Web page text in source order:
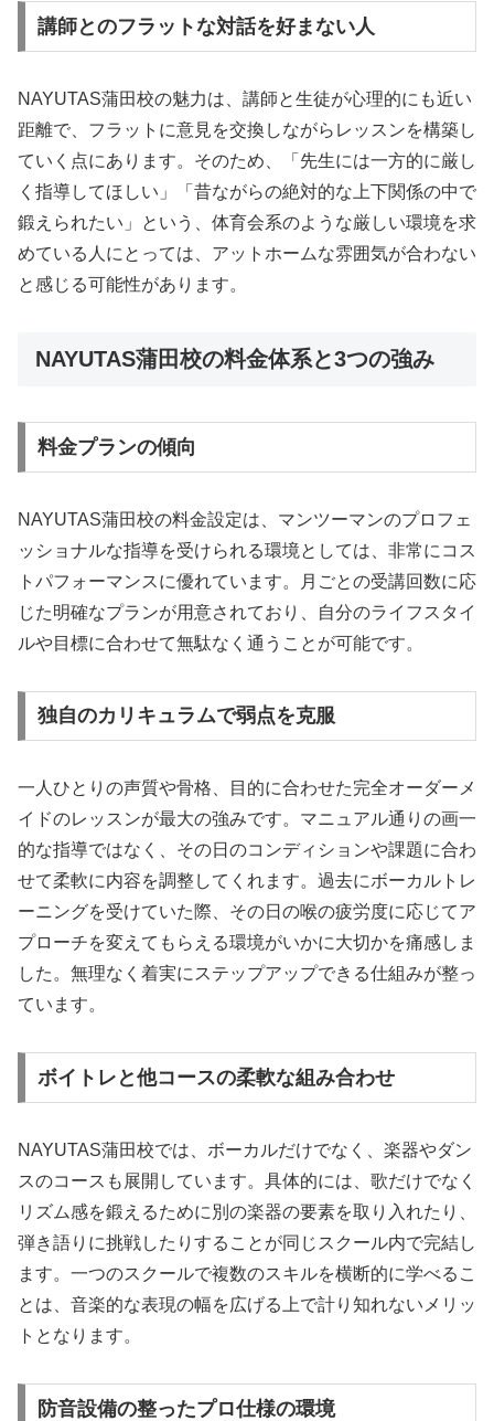
講師とのフラットな対話を好まない人
NAYUTAS蒲田校の魅力は、講師と生徒が心理的にも近い
距離で、フラットに意見を交換しながらレッスンを構築し
ていく点にあります。そのため、「先生には一方的に厳し
く指導してほしい」「昔ながらの絶対的な上下関係の中で
鍛えられたい」という、体育会系のような厳しい環境を求
めている人にとっては、アットホームな雰囲気が合わない
と感じる可能性があります。
NAYUTAS蒲田校の料金体系と3つの強み
料金プランの傾向
NAYUTAS蒲田校の料金設定は、マンツーマンのプロフェ
ッショナルな指導を受けられる環境としては、非常にコス
トパフォーマンスに優れています。月ごとの受講回数に応
じた明確なプランが用意されており、自分のライフスタイ
ルや目標に合わせて無駄なく通うことが可能です。
独自のカリキュラムで弱点を克服
一人ひとりの声質や骨格、目的に合わせた完全オーダーメ
イドのレッスンが最大の強みです。マニュアル通りの画一
的な指導ではなく、その日のコンディションや課題に合わ
せて柔軟に内容を調整してくれます。過去にボーカルトレ
ーニングを受けていた際、その日の喉の疲労度に応じてア
プローチを変えてもらえる環境がいかに大切かを痛感しま
した。無理なく着実にステップアップできる仕組みが整っ
ています。
ボイトレと他コースの柔軟な組み合わせ
NAYUTAS蒲田校では、ボーカルだけでなく、楽器やダン
スのコースも展開しています。具体的には、歌だけでなく
リズム感を鍛えるために別の楽器の要素を取り入れたり、
弾き語りに挑戦したりすることが同じスクール内で完結し
ます。一つのスクールで複数のスキルを横断的に学べるこ
とは、音楽的な表現の幅を広げる上で計り知れないメリッ
トとなります。
防音設備の整ったプロ仕様の環境